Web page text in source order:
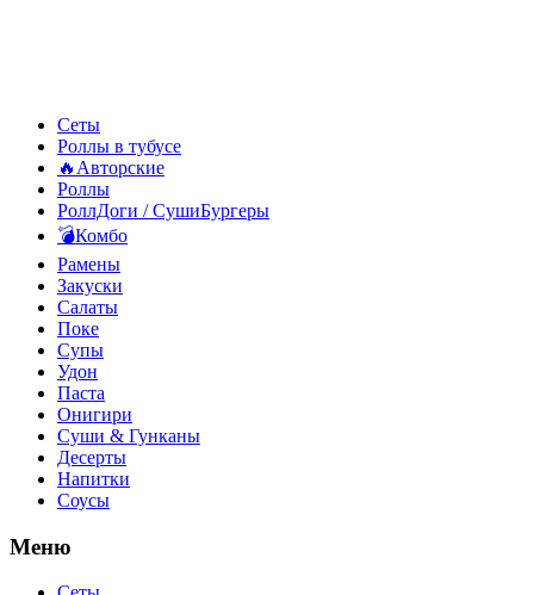
Сеты
Роллы в тубусе
🔥Авторские
Роллы
РоллДоги / СушиБургеры
💣Комбо
Рамены
Закуски
Салаты
Поке
Супы
Удон
Паста
Онигири
Суши & Гунканы
Десерты
Напитки
Соусы
Меню